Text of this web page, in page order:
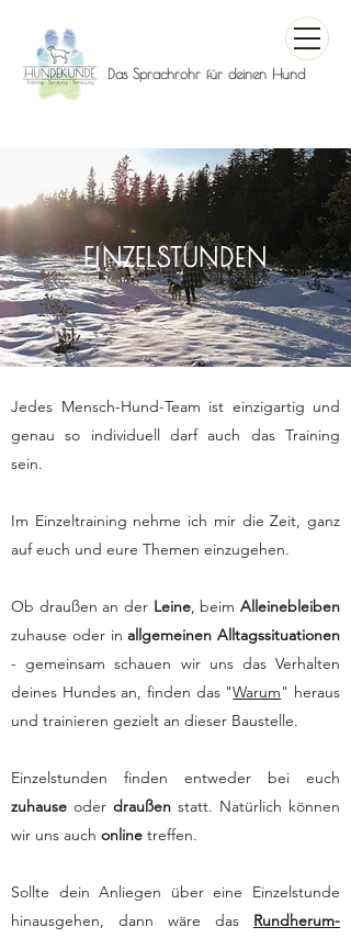
Das Sprachrohr für deinen Hund
EINZELSTUNDEN
​Jedes Mensch-Hund-Team ist einzigartig und
genau so individuell darf auch das Training
sein.
Im Einzeltraining nehme ich mir die Zeit, ganz
auf euch und eure Themen einzugehen.
Ob draußen an der Leine, beimAlleinebleiben
zuhause oder inallgemeinen Alltagssituationen
- gemeinsam schauen wir uns das Verhalten
deines Hundes an, finden das "Warum" heraus
und trainieren gezielt an dieser Baustelle.
Einzelstunden finden entweder bei euch
zuhause oder draußen statt. Natürlich können
wir uns auch online treffen.​
Sollte dein Anliegen über eine Einzelstunde
hinausgehen, dann wäre das Rundherum-